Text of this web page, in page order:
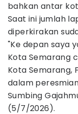
bahkan antar
Saat ini jumlah
diperkirakan
"Ke depan saya
Kota Semarang
Kota Semarang,
dalam
Sumbing
(5/7/2026).